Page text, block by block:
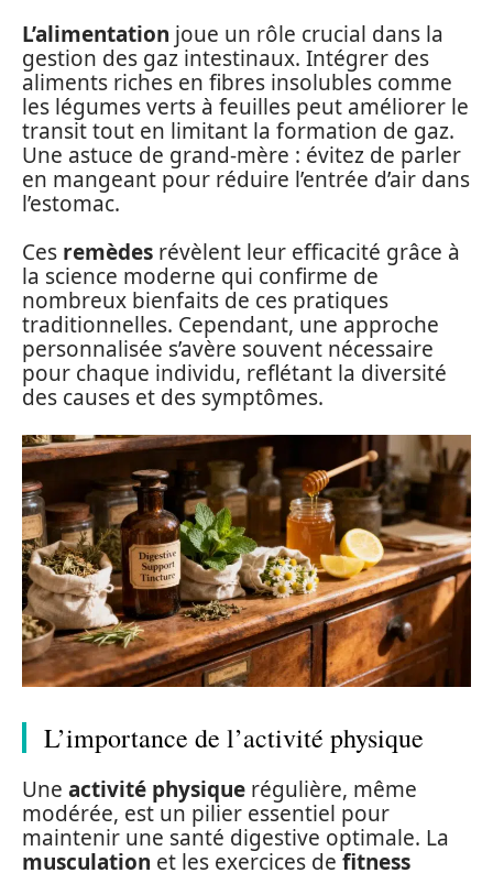
L’alimentation joue un rôle crucial dans la
gestion des gaz intestinaux. Intégrer des
aliments riches en fibres insolubles comme
les légumes verts à feuilles peut améliorer le
transit tout en limitant la formation de gaz.
Une astuce de grand-mère : évitez de parler
en mangeant pour réduire l’entrée d’air dans
l’estomac.
Ces remèdes révèlent leur efficacité grâce à
la science moderne qui confirme de
nombreux bienfaits de ces pratiques
traditionnelles. Cependant, une approche
personnalisée s’avère souvent nécessaire
pour chaque individu, reflétant la diversité
des causes et des symptômes.
L’importance de l’activité physique
Une activité physique régulière, même
modérée, est un pilier essentiel pour
maintenir une santé digestive optimale. La
musculation et les exercices de fitness